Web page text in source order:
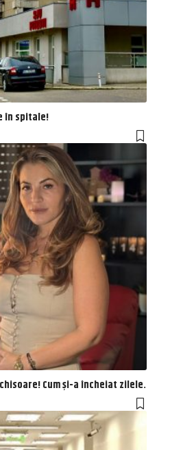
în spitale!
Cum și-a încheiat zilele.